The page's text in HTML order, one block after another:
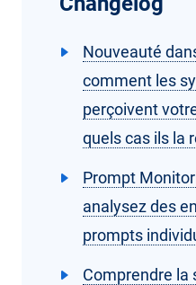
Nouveauté
comment les
perçoivent
quels cas ils la
Prompt
analysez des
prompts
Comprendre la